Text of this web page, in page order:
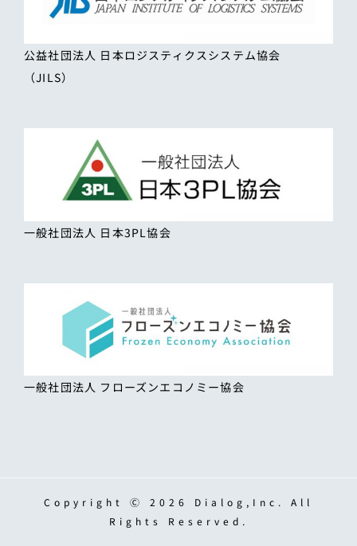
公益社団法人 日本ロジスティクスシステム協会
（JILS）
一般社団法人 日本3PL協会
一般社団法人 フローズンエコノミー協会
Copyright Ⓒ 2026 Dialog,Inc. All
Rights Reserved.